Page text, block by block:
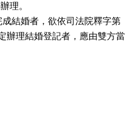
理。
結婚者，欲依司法院釋字第
辦理結婚登記者，應由雙方當